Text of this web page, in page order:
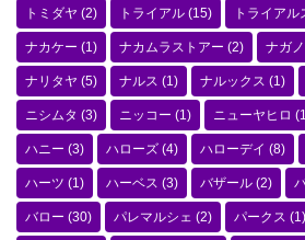
トミダヤ (2) トライアル (15) トライアル
ナカケー (1) ナカムラストアー (2) ナガ
ナリタヤ (5) ナルス (1) ナルックス (1)
ニシムタ (3) ニッコー (1) ニューヤヒロ
ハニー (3) ハローズ (4) ハローデイ (8)
ハーツ (1) ハーベス (3) バザール (2)
バロー (30) パレマルシェ (2) パークス (1)